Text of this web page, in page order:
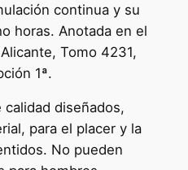
continua y su
horas. Anotada en el
Tomo 4231,
1ª.
diseñados,
para el placer y la
No pueden